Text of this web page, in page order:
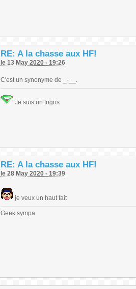
RE: A la chasse aux HF!
le 13 May 2020 - 19:26
C'est un synonyme de _-__.
Je suis un frigos
RE: A la chasse aux HF!
le 28 May 2020 - 19:39
je veux un haut fait
Geek sympa